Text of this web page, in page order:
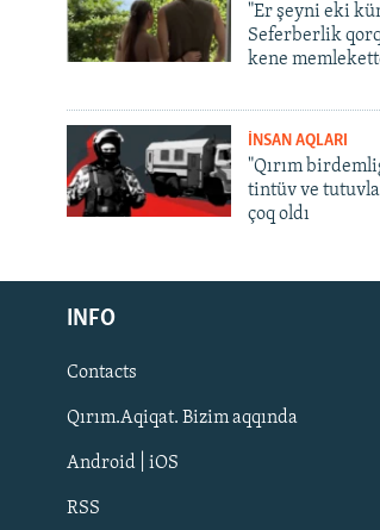
Русский
Українською
QOŞULIÑIZ!
"Er şeyni eki
Seferberlik
kene
İNSAN AQLARI
"Qırım
tintüv ve
çoq oldı
INFO
Contacts
Qırım.Aqiqat. Bizim aqqında
Android | iOS
RSS